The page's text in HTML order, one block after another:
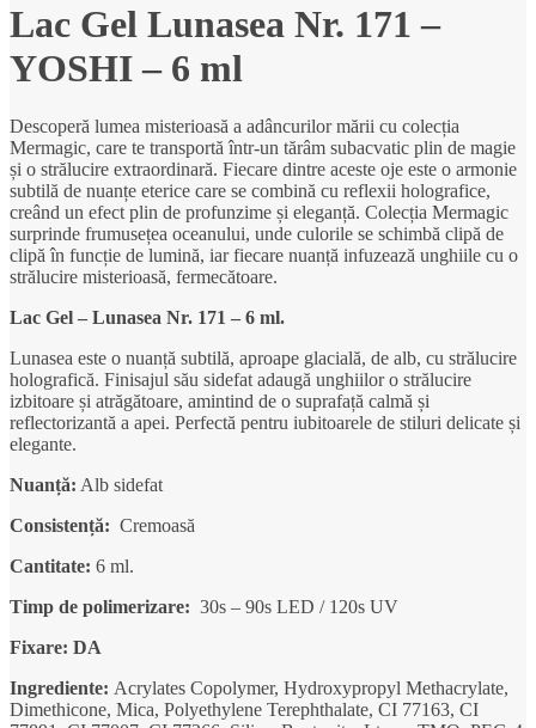
Lac Gel Lunasea Nr. 171 –
YOSHI – 6 ml
Descoperă lumea misterioasă a adâncurilor mării cu colecția
Mermagic, care te transportă într-un tărâm subacvatic plin de magie
și o strălucire extraordinară. Fiecare dintre aceste oje este o armonie
subtilă de nuanțe eterice care se combină cu reflexii holografice,
creând un efect plin de profunzime și eleganță. Colecția Mermagic
surprinde frumusețea oceanului, unde culorile se schimbă clipă de
clipă în funcție de lumină, iar fiecare nuanță infuzează unghiile cu o
strălucire misterioasă, fermecătoare.
Lac Gel – Lunasea Nr. 171 – 6 ml.
Lunasea este o nuanță subtilă, aproape glacială, de alb, cu strălucire
holografică. Finisajul său sidefat adaugă unghiilor o strălucire
izbitoare și atrăgătoare, amintind de o suprafață calmă și
reflectorizantă a apei. Perfectă pentru iubitoarele de stiluri delicate și
elegante.
Nuanță: Alb sidefat
Consistență: Cremoasă
Cantitate: 6 ml.
Timp de polimerizare: 30s – 90s LED / 120s UV
Fixare: DA
Ingrediente: Acrylates Copolymer, Hydroxypropyl Methacrylate,
Dimethicone, Mica, Polyethylene Terephthalate, CI 77163, CI